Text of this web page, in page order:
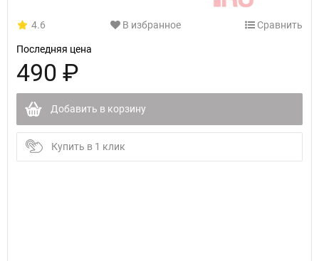
4.6 В избранное Сравнить
Последняя цена
490 ₽
Добавить в корзину
Купить в 1 клик